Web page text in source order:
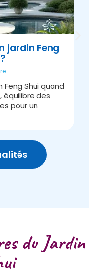
jardin Feng
Shui quand
équilibre des
pour un
du Jardin